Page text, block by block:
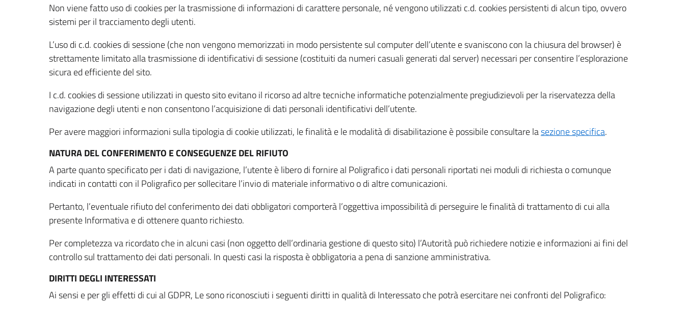
Non viene fatto uso di cookies per la trasmissione di informazioni di carattere personale, né vengono utilizzati c.d. cookies persistenti di alcun tipo, ovvero
sistemi per il tracciamento degli utenti.
L’uso di c.d. cookies di sessione (che non vengono memorizzati in modo persistente sul computer dell’utente e svaniscono con la chiusura del browser) è
strettamente limitato alla trasmissione di identificativi di sessione (costituiti da numeri casuali generati dal server) necessari per consentire l’esplorazione
sicura ed efficiente del sito.
I c.d. cookies di sessione utilizzati in questo sito evitano il ricorso ad altre tecniche informatiche potenzialmente pregiudizievoli per la riservatezza della
navigazione degli utenti e non consentono l’acquisizione di dati personali identificativi dell’utente.
Per avere maggiori informazioni sulla tipologia di cookie utilizzati, le finalità e le modalità di disabilitazione è possibile consultare lasezione specifica.
NATURA DEL CONFERIMENTO E CONSEGUENZE DEL RIFIUTO
A parte quanto specificato per i dati di navigazione, l’utente è libero di fornire al Poligrafico i dati personali riportati nei moduli di richiesta o comunque
indicati in contatti con il Poligrafico per sollecitare l’invio di materiale informativo o di altre comunicazioni.
Pertanto, l’eventuale rifiuto del conferimento dei dati obbligatori comporterà l’oggettiva impossibilità di perseguire le finalità di trattamento di cui alla
presente Informativa e di ottenere quanto richiesto.
Per completezza va ricordato che in alcuni casi (non oggetto dell’ordinaria gestione di questo sito) l’Autorità può richiedere notizie e informazioni ai fini del
controllo sul trattamento dei dati personali. In questi casi la risposta è obbligatoria a pena di sanzione amministrativa.
DIRITTI DEGLI INTERESSATI
Ai sensi e per gli effetti di cui al GDPR, Le sono riconosciuti i seguenti diritti in qualità di Interessato che potrà esercitare nei confronti del Poligrafico: